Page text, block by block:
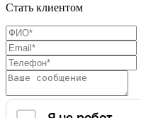
Стать клиентом